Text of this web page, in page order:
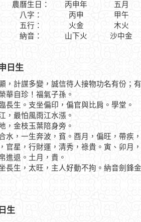
農曆生日：
丙申年 五月
八字：
丙申 甲午
五行：
納音：
火金
山下火
木火
沙中金
日生
，計謀多變，誠信待人接物功名有份；
華自珍！福氣子孫。
生。支坐偏印，偏官與比肩。學堂。
最怕風雨江水漲。
金枝玉葉陪身旁。
，一生奔波，貧。酉月，偏旺，帶疾
官星，行財運，清秀，祿貴。寅、卯月
進退。土月，貴。
生，太旺，主人好動不拘。納音劍鋒
生